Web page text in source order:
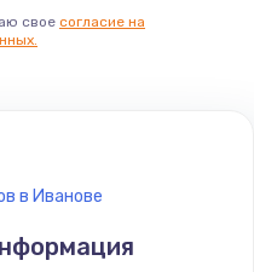
свое согласие на
в Иванове